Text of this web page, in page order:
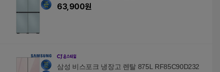
63,900원
삼성 비스포크 냉장고 렌탈 875L RF85C90D232